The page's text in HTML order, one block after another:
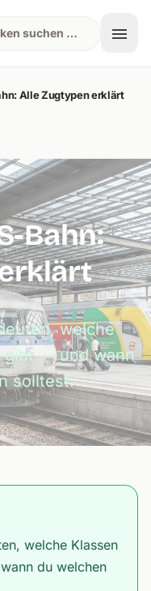
suchen …
Alle Zugtypen erklärt
Bahn:
welche
gibt — und wann
solltest.
welche Klassen
du welchen